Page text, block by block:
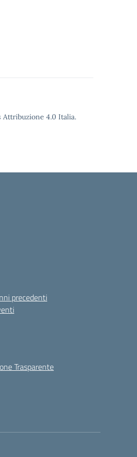
Attribuzione 4.0 Italia.
precedenti
Trasparente